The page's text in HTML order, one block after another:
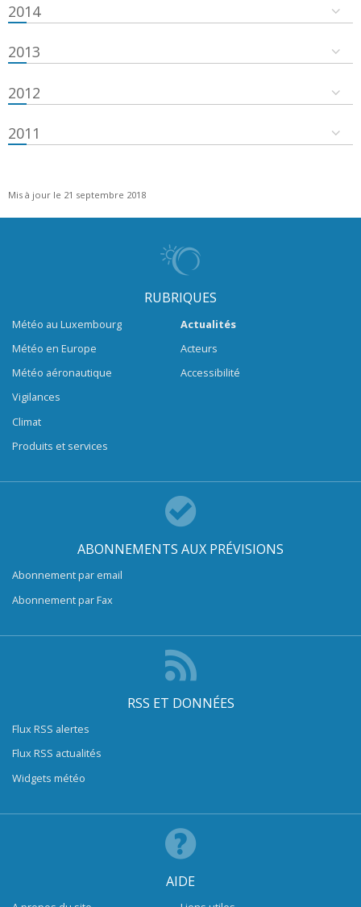
2014
2013
2012
2011
Mis à jour le 21 septembre 2018
RUBRIQUES
Météo au Luxembourg
Météo en Europe
Météo aéronautique
Vigilances
Climat
Produits et services
Actualités
Acteurs
Accessibilité
ABONNEMENTS AUX PRÉVISIONS
Abonnement par email
Abonnement par Fax
RSS ET DONNÉES
Flux RSS alertes
Flux RSS actualités
Widgets météo
AIDE